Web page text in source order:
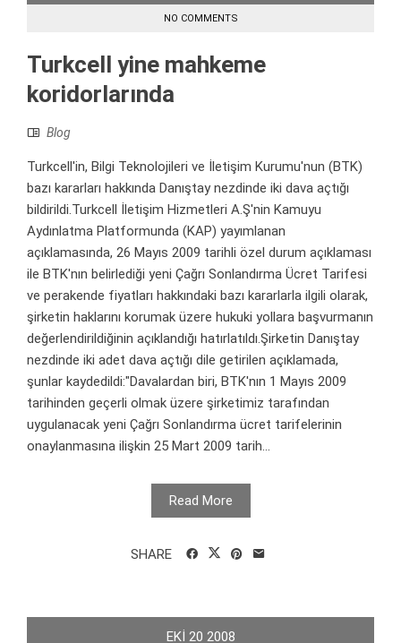
NO COMMENTS
Turkcell yine mahkeme
koridorlarında
Blog
Turkcell'in, Bilgi Teknolojileri ve İletişim Kurumu'nun (BTK)
bazı kararları hakkında Danıştay nezdinde iki dava açtığı
bildirildi.Turkcell İletişim Hizmetleri A.Ş'nin Kamuyu
Aydınlatma Platformunda (KAP) yayımlanan
açıklamasında, 26 Mayıs 2009 tarihli özel durum açıklaması
ile BTK'nın belirlediği yeni Çağrı Sonlandırma Ücret Tarifesi
ve perakende fiyatları hakkındaki bazı kararlarla ilgili olarak,
şirketin haklarını korumak üzere hukuki yollara başvurmanın
değerlendirildiğinin açıklandığı hatırlatıldı.Şirketin Danıştay
nezdinde iki adet dava açtığı dile getirilen açıklamada,
şunlar kaydedildi:"Davalardan biri, BTK'nın 1 Mayıs 2009
tarihinden geçerli olmak üzere şirketimiz tarafından
uygulanacak yeni Çağrı Sonlandırma ücret tarifelerinin
onaylanmasına ilişkin 25 Mart 2009 tarih...
Read More
SHARE
EKI 20 2008